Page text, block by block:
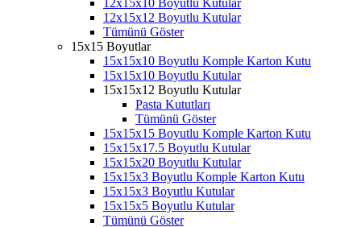
12x15x12 Boyutlu Kutular
Tümünü Göster
15x15 Boyutlar
15x15x10 Boyutlu Komple Karton Kutu
15x15x10 Boyutlu Kutular
15x15x12 Boyutlu Kutular
Pasta Kututları
Tümünü Göster
15x15x15 Boyutlu Komple Karton Kutu
15x15x17.5 Boyutlu Kutular
15x15x20 Boyutlu Kutular
15x15x3 Boyutlu Komple Karton Kutu
15x15x3 Boyutlu Kutular
15x15x5 Boyutlu Kutular
Tümünü Göster